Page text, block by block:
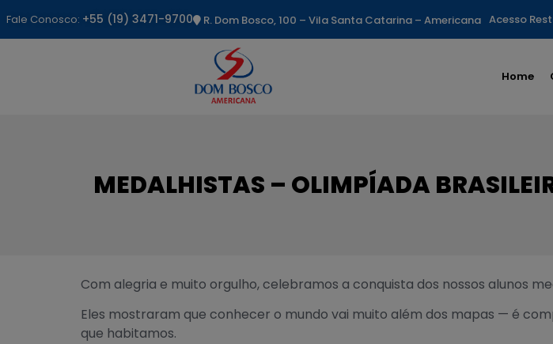
Fale Conosco: +55 (19) 3471-9700 R. Dom Bosco, 100 – Vila Santa Catarina – Americana Acesso
Home
MEDALHISTAS – OLIMPÍADA
Com alegria e muito orgulho, celebramos a conquista dos nossos alunos
Eles mostraram que conhecer o mundo vai muito além dos mapas — é
que habitamos.